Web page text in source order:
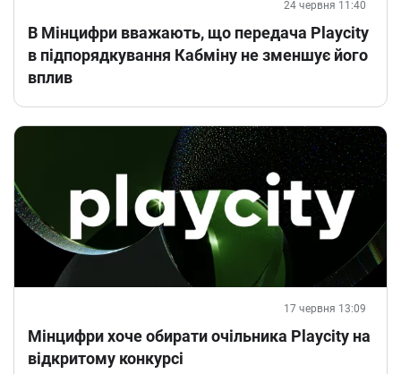
24 червня 11:40
В Мінцифри вважають, що передача Playcity
в підпорядкування Кабміну не зменшує його
вплив
17 червня 13:09
Мінцифри хоче обирати очільника Playcity на
відкритому конкурсі